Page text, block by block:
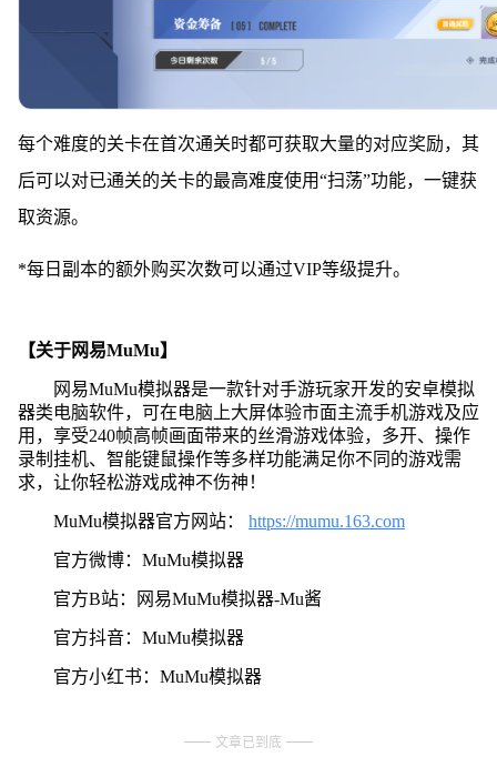
每个难度的关卡在首次通关时都可获取大量的对应奖励，其
后可以对已通关的关卡的最高难度使用“扫荡”功能，一键获
取资源。
*每日副本的额外购买次数可以通过VIP等级提升。
【关于网易MuMu】
网易MuMu模拟器是一款针对手游玩家开发的安卓模拟
器类电脑软件，可在电脑上大屏体验市面主流手机游戏及应
用，享受240帧高帧画面带来的丝滑游戏体验，多开、操作
录制挂机、智能键鼠操作等多样功能满足你不同的游戏需
求，让你轻松游戏成神不伤神！
MuMu模拟器官方网站： https://mumu.163.com
官方微博：MuMu模拟器
官方B站：网易MuMu模拟器-Mu酱
官方抖音：MuMu模拟器
官方小红书：MuMu模拟器
文章已到底